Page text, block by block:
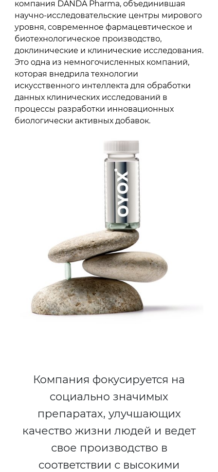
компания DANDA Pharma, объединившая
научно-исследовательские центры мирового
уровня, современное фармацевтическое и
биотехнологическое производство,
доклинические и клинические исследования.
Это одна из немногочисленных компаний,
которая внедрила технологии
искусственного интеллекта для обработки
данных клинических исследований в
процессы разработки инновационных
биологически активных добавок.
Компания фокусируется на
социально значимых
препаратах, улучшающих
качество жизни людей и ведет
свое производство в
соответствии с высокими